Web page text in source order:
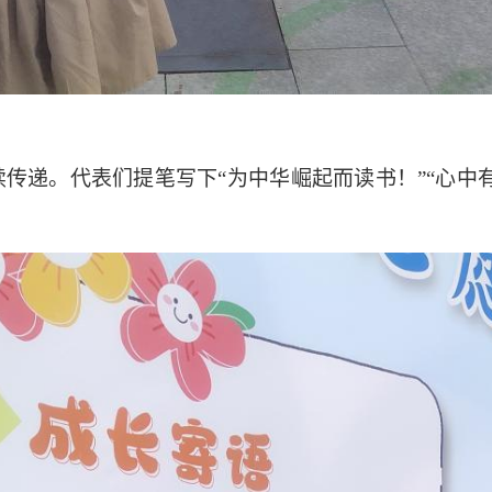
递。代表们提笔写下“为中华崛起而读书！”“心